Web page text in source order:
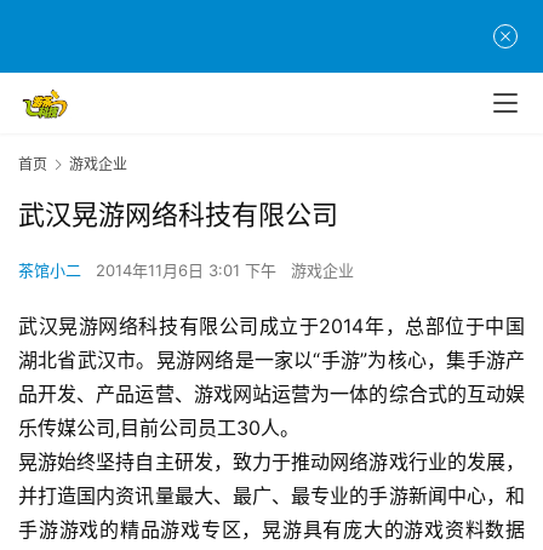
首
页
游
茶
原
创
首页 游戏企业
武汉晃游网络科技有限公司
茶馆小二 2014年11月6日 3:01 下午 游戏企业
武汉晃游网络科技有限公司成立于2014年，总部位于中国
湖北省武汉市。晃游网络是一家以“手游”为核心，集手游产
品开发、产品运营、游戏网站运营为一体的综合式的互动娱
乐传媒公司,目前公司员工30人。
晃游始终坚持自主研发，致力于推动网络游戏行业的发展，
并打造国内资讯量最大、最广、最专业的手游新闻中心，和
手游游戏的精品游戏专区，晃游具有庞大的游戏资料数据